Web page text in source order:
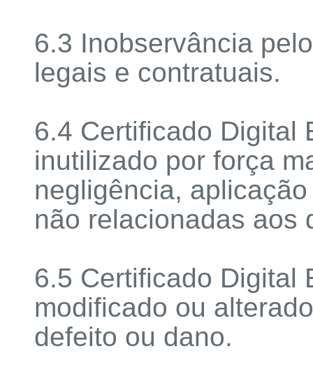
6.3 Inobservância
legais e contratuais.
6.4 Certificado Digital
inutilizado por força
negligência,
não relacionadas aos
6.5 Certificado Digital
modificado ou
defeito ou dano.